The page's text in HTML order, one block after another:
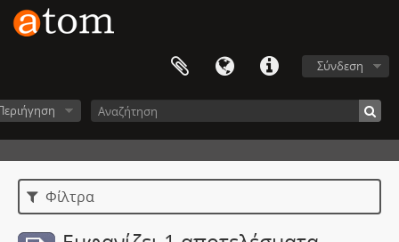
Σύνδεση
Φίλτρα